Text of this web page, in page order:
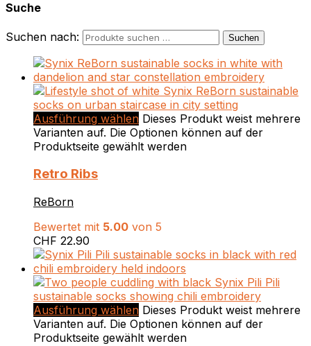
Suche
Suchen nach: Suchen
Ausführung wählen Dieses Produkt weist mehrere
Varianten auf. Die Optionen können auf der
Produktseite gewählt werden
Retro Ribs
ReBorn
Bewertet mit 5.00 von 5
CHF 22.90
Ausführung wählen Dieses Produkt weist mehrere
Varianten auf. Die Optionen können auf der
Produktseite gewählt werden